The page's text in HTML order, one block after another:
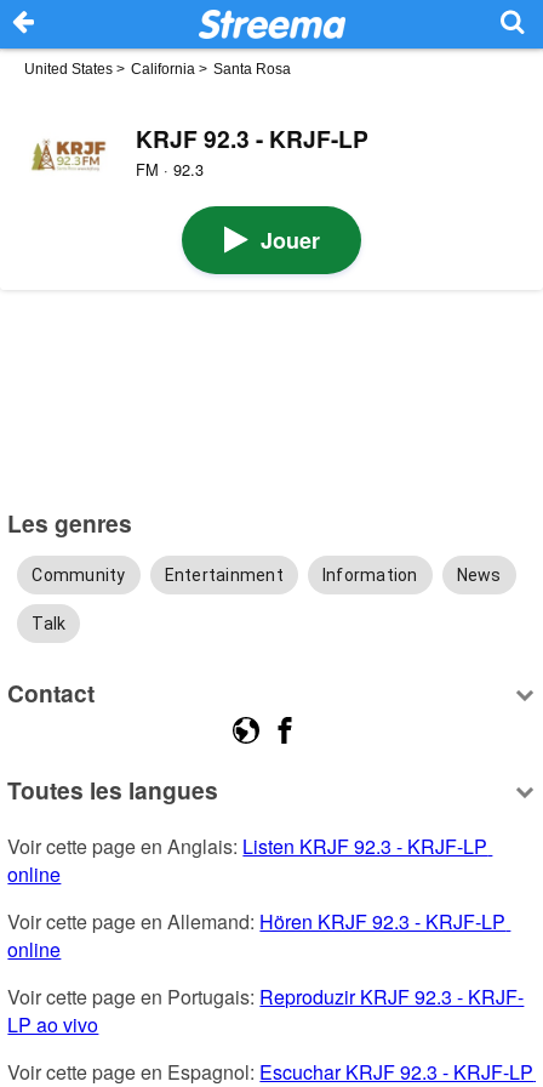
United States > California > Santa Rosa
KRJF 92.3 - KRJF-LP
FM · 92.3
Jouer
Les genres
Community Entertainment Information News
Talk
Contact
Toutes les langues
Voir cette page en Anglais: Listen KRJF 92.3 - KRJF-LP
online
Voir cette page en Allemand: Hören KRJF 92.3 - KRJF-LP
online
Voir cette page en Portugais: Reproduzir KRJF 92.3 - KRJF-
LP ao vivo
Voir cette page en Espagnol: Escuchar KRJF 92.3 - KRJF-LP